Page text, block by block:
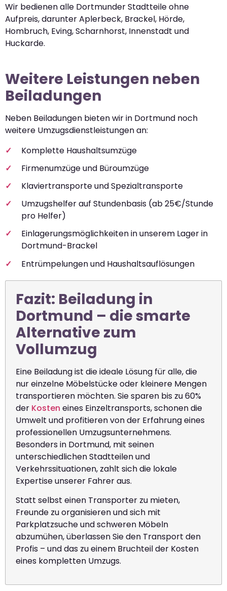
Wir bedienen alle Dortmunder Stadtteile ohne
Aufpreis, darunter Aplerbeck, Brackel, Hörde,
Hombruch, Eving, Scharnhorst, Innenstadt und
Huckarde.
Weitere Leistungen neben
Beiladungen
Neben Beiladungen bieten wir in Dortmund noch
weitere Umzugsdienstleistungen an:
Komplette Haushaltsumzüge
Firmenumzüge und Büroumzüge
Klaviertransporte und Spezialtransporte
Umzugshelfer auf Stundenbasis (ab 25€/Stunde
pro Helfer)
Einlagerungsmöglichkeiten in unserem Lager in
Dortmund-Brackel
Entrümpelungen und Haushaltsauflösungen
Fazit: Beiladung in
Dortmund – die smarte
Alternative zum
Vollumzug
Eine Beiladung ist die ideale Lösung für alle, die
nur einzelne Möbelstücke oder kleinere Mengen
transportieren möchten. Sie sparen bis zu 60%
der Kosten eines Einzeltransports, schonen die
Umwelt und profitieren von der Erfahrung eines
professionellen Umzugsunternehmens.
Besonders in Dortmund, mit seinen
unterschiedlichen Stadtteilen und
Verkehrssituationen, zahlt sich die lokale
Expertise unserer Fahrer aus.
Statt selbst einen Transporter zu mieten,
Freunde zu organisieren und sich mit
Parkplatzsuche und schweren Möbeln
abzumühen, überlassen Sie den Transport den
Profis – und das zu einem Bruchteil der Kosten
eines kompletten Umzugs.